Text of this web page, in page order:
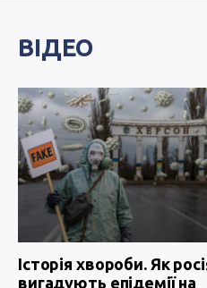
ВІДЕО
Історія хвороби. Як
вигадують епідемії на